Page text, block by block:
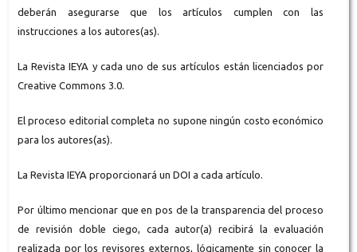
deberán asegurarse que los artículos cumplen con las
instrucciones a los autores(as).
La Revista IEYA y cada uno de sus artículos están licenciados por
Creative Commons 3.0.
El proceso editorial completa no supone ningún costo económico
para los autores(as).
La Revista IEYA proporcionará un DOI a cada artículo.
Por último mencionar que en pos de la transparencia del proceso
de revisión doble ciego, cada autor(a) recibirá la evaluación
realizada por los revisores externos, lógicamente sin conocer la